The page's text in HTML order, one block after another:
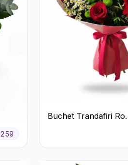
259
Buchet Trandafiri